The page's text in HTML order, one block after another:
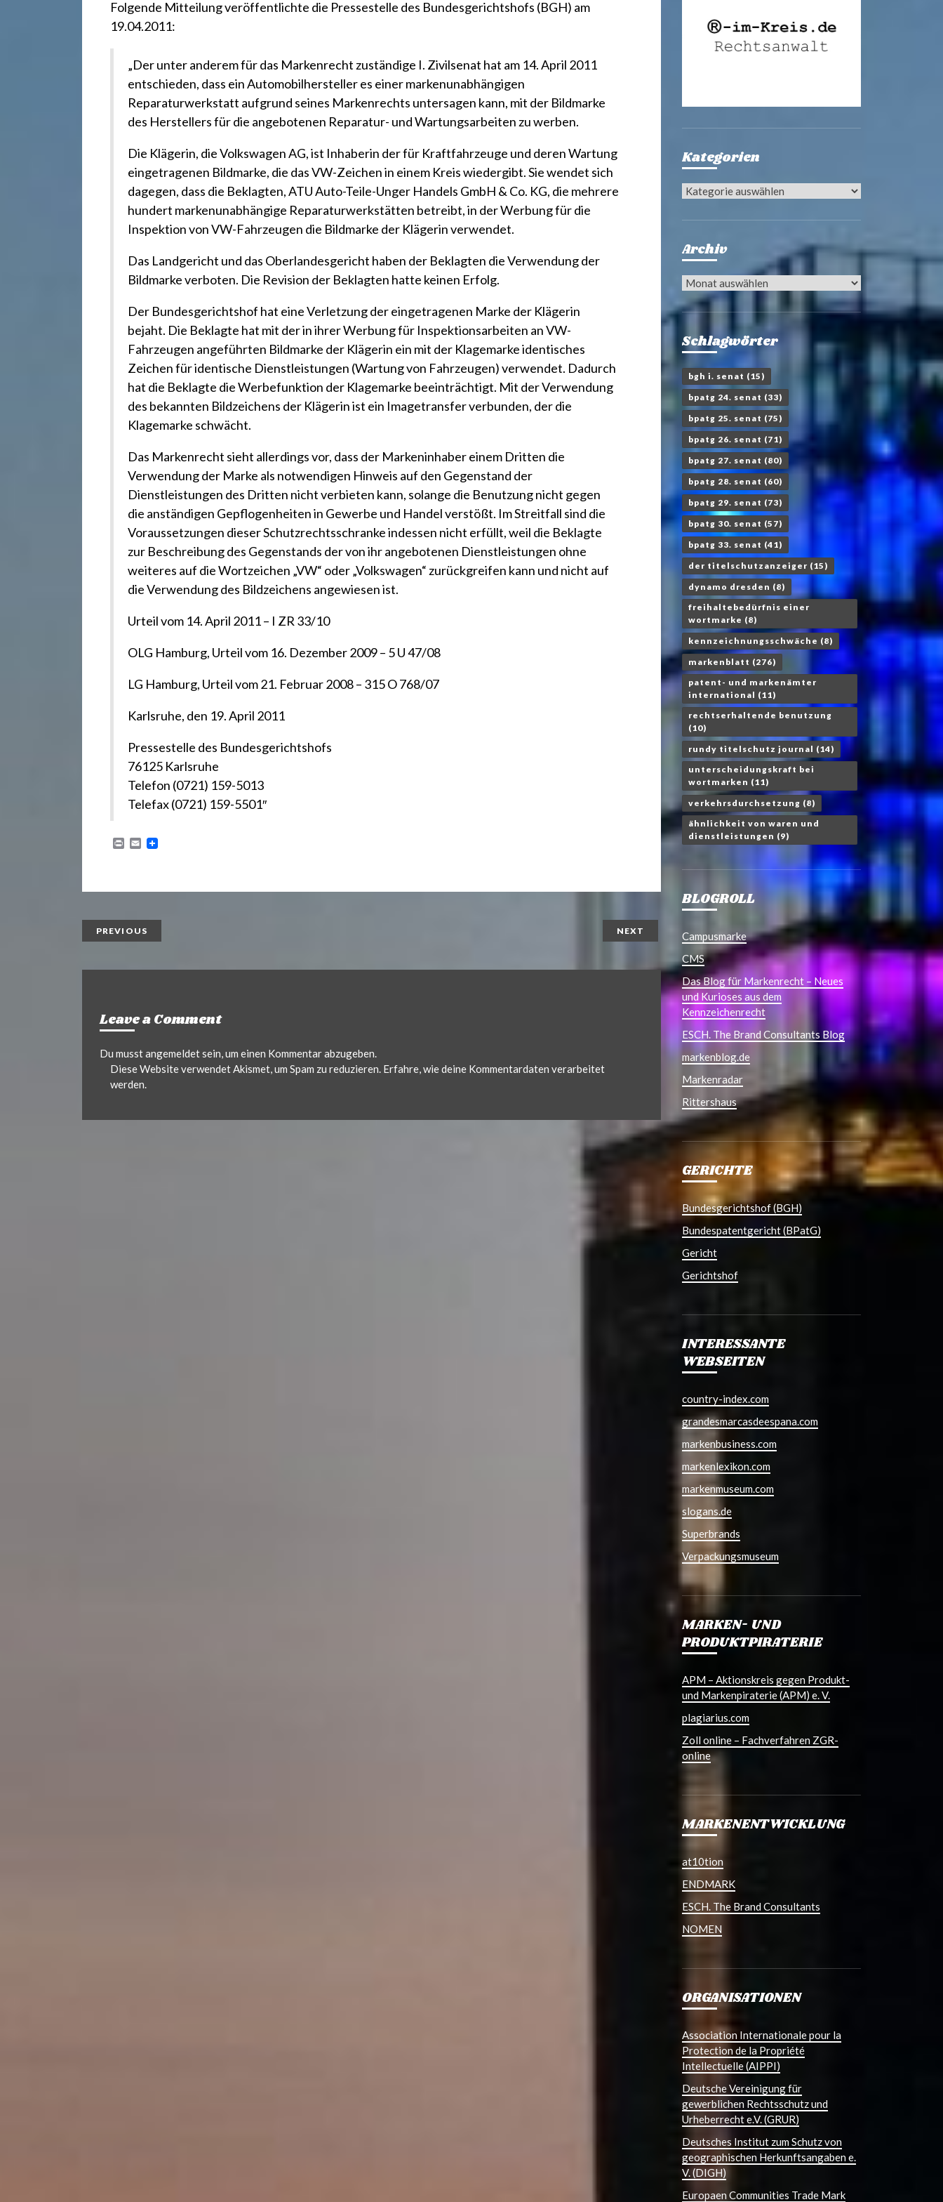
Folgende Mitteilung veröffentlichte die Pressestelle des Bundesgerichtshofs (BGH) am
19.04.2011:
„Der unter anderem für das Markenrecht zuständige I. Zivilsenat hat am 14. April 2011
entschieden, dass ein Automobilhersteller es einer markenunabhängigen
Reparaturwerkstatt aufgrund seines Markenrechts untersagen kann, mit der Bildmarke
des Herstellers für die angebotenen Reparatur- und Wartungsarbeiten zu werben.
Die Klägerin, die Volkswagen AG, ist Inhaberin der für Kraftfahrzeuge und deren Wartung
eingetragenen Bildmarke, die das VW-Zeichen in einem Kreis wiedergibt. Sie wendet sich
dagegen, dass die Beklagten, ATU Auto-Teile-Unger Handels GmbH & Co. KG, die mehrere
hundert markenunabhängige Reparaturwerkstätten betreibt, in der Werbung für die
Inspektion von VW-Fahrzeugen die Bildmarke der Klägerin verwendet.
Das Landgericht und das Oberlandesgericht haben der Beklagten die Verwendung der
Bildmarke verboten. Die Revision der Beklagten hatte keinen Erfolg.
Der Bundesgerichtshof hat eine Verletzung der eingetragenen Marke der Klägerin
bejaht. Die Beklagte hat mit der in ihrer Werbung für Inspektionsarbeiten an VW-
Fahrzeugen angeführten Bildmarke der Klägerin ein mit der Klagemarke identisches
Zeichen für identische Dienstleistungen (Wartung von Fahrzeugen) verwendet. Dadurch
hat die Beklagte die Werbefunktion der Klagemarke beeinträchtigt. Mit der Verwendung
des bekannten Bildzeichens der Klägerin ist ein Imagetransfer verbunden, der die
Klagemarke schwächt.
Das Markenrecht sieht allerdings vor, dass der Markeninhaber einem Dritten die
Verwendung der Marke als notwendigen Hinweis auf den Gegenstand der
Dienstleistungen des Dritten nicht verbieten kann, solange die Benutzung nicht gegen
die anständigen Gepflogenheiten in Gewerbe und Handel verstößt. Im Streitfall sind die
Voraussetzungen dieser Schutzrechtsschranke indessen nicht erfüllt, weil die Beklagte
zur Beschreibung des Gegenstands der von ihr angebotenen Dienstleistungen ohne
weiteres auf die Wortzeichen „VW“ oder „Volkswagen“ zurückgreifen kann und nicht auf
die Verwendung des Bildzeichens angewiesen ist.
Urteil vom 14. April 2011 – I ZR 33/10
OLG Hamburg, Urteil vom 16. Dezember 2009 – 5 U 47/08
LG Hamburg, Urteil vom 21. Februar 2008 – 315 O 768/07
Karlsruhe, den 19. April 2011
Pressestelle des Bundesgerichtshofs
76125 Karlsruhe
Telefon (0721) 159-5013
Telefax (0721) 159-5501″
E
PREVIOUS NEXT
Leave a Comment
Du musstangemeldetsein, um einen Kommentar abzugeben.
Diese Website verwendet Akismet, um Spam zu reduzieren. Erfahre, wie deine Kommentardaten verarbeitet
werden.
Kategorien
Kategorien
Archiv
Archiv
Schlagwörter
bgh i. senat (15)
bpatg 24. senat (33)
bpatg 25. senat (75)
bpatg 26. senat (71)
bpatg 27. senat (80)
bpatg 28. senat (60)
bpatg 29. senat (73)
bpatg 30. senat (57)
bpatg 33. senat (41)
der titelschutzanzeiger (15)
dynamo dresden (8)
freihaltebedürfnis einer
wortmarke (8)
kennzeichnungsschwäche (8)
markenblatt (276)
patent- und markenämter
international (11)
rechtserhaltende benutzung
(10)
rundy titelschutz journal (14)
unterscheidungskraft bei
wortmarken (11)
verkehrsdurchsetzung (8)
ähnlichkeit von waren und
dienstleistungen (9)
BLOGROLL
Campusmarke
CMS
Das Blog für Markenrecht – Neues
und Kurioses aus dem
Kennzeichenrecht
ESCH. The Brand Consultants Blog
markenblog.de
Markenradar
Rittershaus
GERICHTE
Bundesgerichtshof (BGH)
Bundespatentgericht (BPatG)
Gericht
Gerichtshof
INTERESSANTE
WEBSEITEN
country-index.com
grandesmarcasdeespana.com
markenbusiness.com
markenlexikon.com
markenmuseum.com
slogans.de
Superbrands
Verpackungsmuseum
MARKEN- UND
PRODUKTPIRATERIE
APM – Aktionskreis gegen Produkt-
und Markenpiraterie (APM) e. V.
plagiarius.com
Zoll online – Fachverfahren ZGR-
online
MARKENENTWICKLUNG
at10tion
ENDMARK
ESCH. The Brand Consultants
NOMEN
ORGANISATIONEN
Association Internationale pour la
Protection de la Propriété
Intellectuelle (AIPPI)
Deutsche Vereinigung für
gewerblichen Rechtsschutz und
Urheberrecht e.V. (GRUR)
Deutsches Institut zum Schutz von
geographischen Herkunftsangaben e.
V. (DIGH)
Europaen Communities Trade Mark